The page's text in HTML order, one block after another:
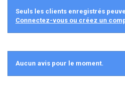
Seuls les clients enregistrés
Connectez-vous ou créez un
Aucun avis pour le moment.